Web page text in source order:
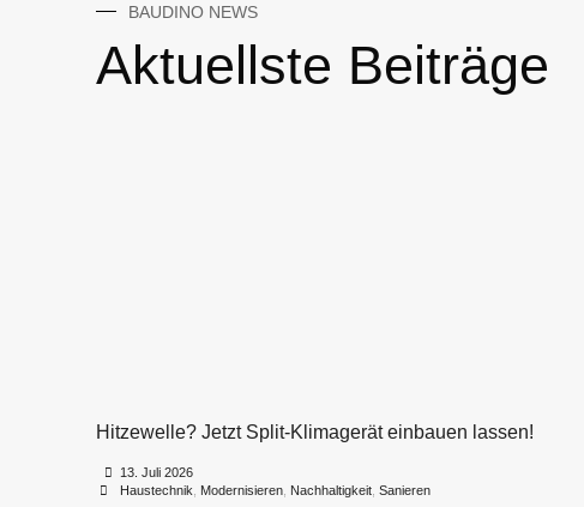
BAUDINO NEWS
Aktuellste Beiträge
Hitzewelle? Jetzt Split-Klimagerät einbauen lassen!
13. Juli 2026
Haustechnik Modernisieren, Nachhaltigkeit, Sanieren